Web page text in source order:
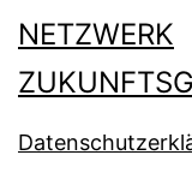
NETZWERK